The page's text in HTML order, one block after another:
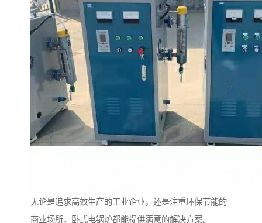
无论是追求高效生产的工业企业，还是注重环保节能的
商业场所，卧式电锅炉都能提供满意的解决方案。